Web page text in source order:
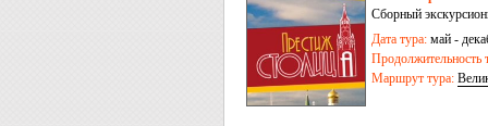
Сборный
Дата тура: май -
Продолжительность
Маршрут тура: